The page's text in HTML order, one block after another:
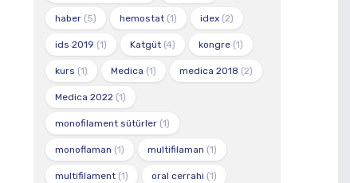
haber (5) hemostat (1) idex (2)
ids 2019 (1) Katgüt (4) kongre (1)
kurs (1) Medica (1) medica 2018 (2)
Medica 2022 (1)
monofilament sütürler (1)
monoflaman (1) multifilaman (1)
multifilament (1) oral cerrahi (1)